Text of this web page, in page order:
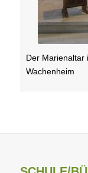
Der Marienaltar
Wachenheim